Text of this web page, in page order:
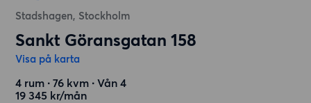
Stadshagen, Stockholm
Sankt Göransgatan 158
Visa på karta
4 rum ∙ 76 kvm ∙ Vån 4
19 345 kr/mån